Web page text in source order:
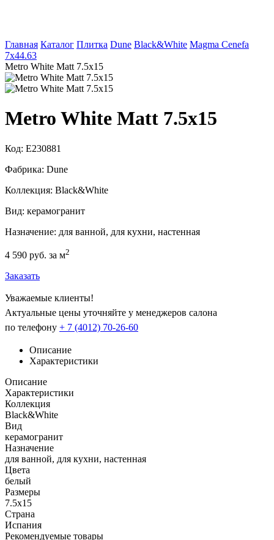
Главная Каталог Плитка Dune Black&White Magma Cenefa
7x44.63
Metro White Matt 7.5x15
Metro White Matt 7.5x15
Код: E230881
Фабрика: Dune
Коллекция: Black&White
Вид: керамогранит
Назначение: для ванной, для кухни, настенная
4 590 руб. за м2
Заказать
Уважаемые клиенты!
Актуальные цены уточняйте у менеджеров салона
по телефону + 7 (4012) 70-26-60
Описание
Характеристики
Описание
Характеристики
Коллекция
Black&White
Вид
керамогранит
Назначение
для ванной, для кухни, настенная
Цвета
белый
Размеры
7.5x15
Страна
Испания
Рекомендуемые товары